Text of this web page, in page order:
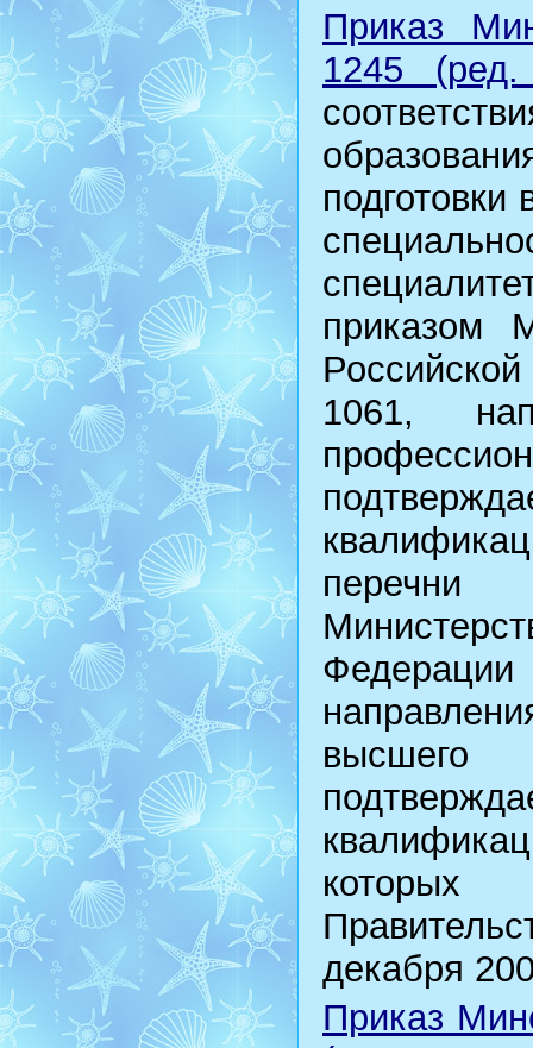
Приказ
1245
приказом
1061,
перечни
высшего
которых
декабря
Приказ